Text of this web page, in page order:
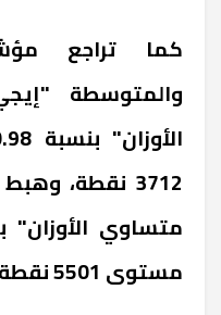
كما تراجع
مستوى 5501 نقطة.